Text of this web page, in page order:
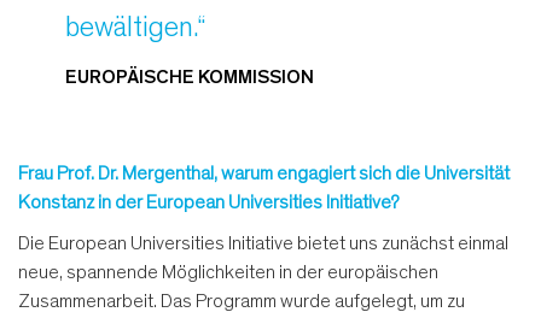
bewältigen.“
EUROPÄISCHE KOMMISSION
Frau Prof. Dr. Mergenthal, warum engagiert sich die Universität
Konstanz in der European Universities Initiative?
Die European Universities Initiative bietet uns zunächst einmal
neue, spannende Möglichkeiten in der europäischen
Zusammenarbeit. Das Programm wurde aufgelegt, um zu